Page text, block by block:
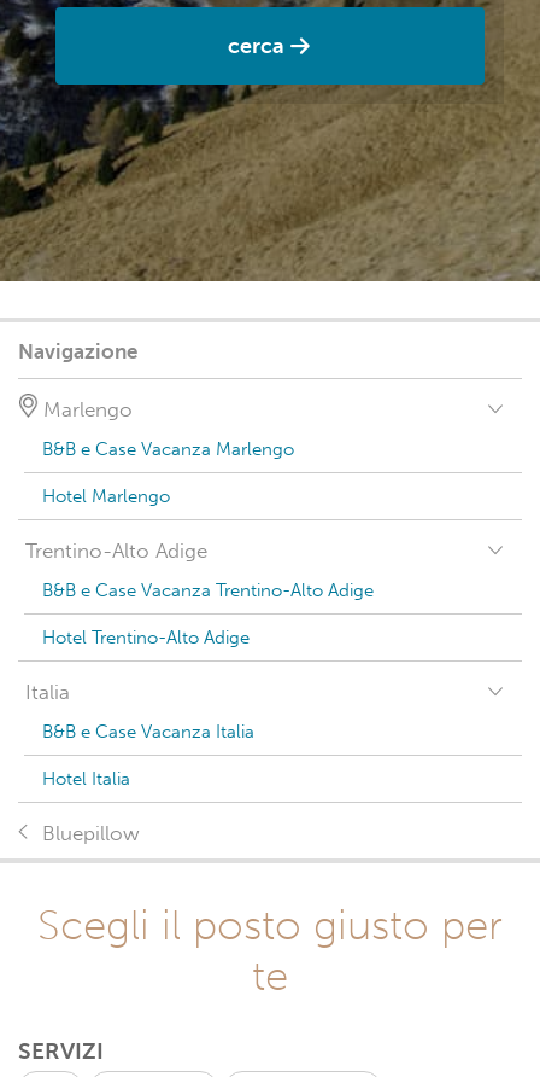
cerca
Navigazione
Marlengo
B&B e Case Vacanza Marlengo
Hotel Marlengo
Trentino-Alto Adige
B&B e Case Vacanza Trentino-Alto Adige
Hotel Trentino-Alto Adige
Italia
B&B e Case Vacanza Italia
Hotel Italia
Bluepillow
Scegli il posto giusto per
te
SERVIZI